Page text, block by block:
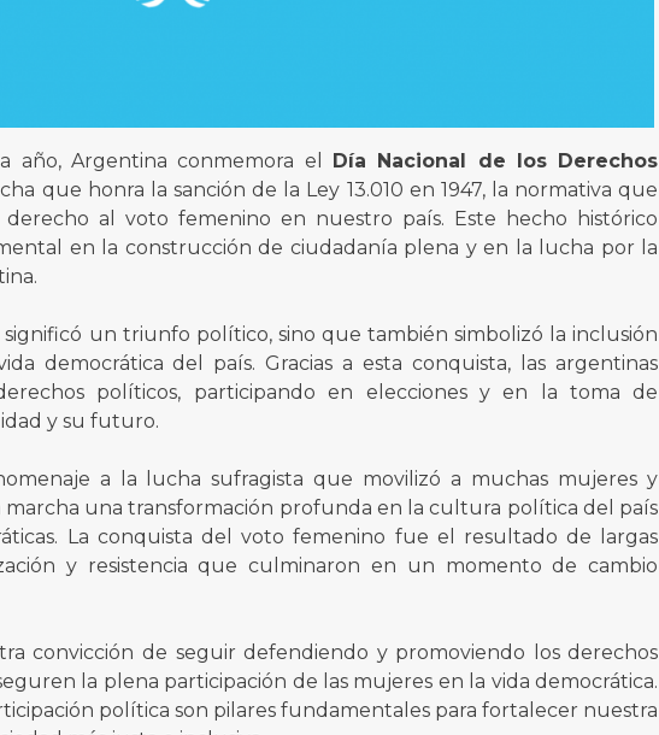
año, Argentina conmemora el
Día Nacional de los Derechos
que honra la sanción de la Ley 13.010 en 1947, la normativa que
al voto femenino en nuestro país. Este hecho histórico
en la construcción de ciudadanía plena y en la lucha por la
significó un triunfo político, sino que también simbolizó la inclusión
democrática del país. Gracias a esta conquista, las argentinas
políticos, participando en elecciones y en la toma de
y su futuro.
a la lucha sufragista que movilizó a muchas mujeres y
marcha una transformación profunda en la cultura política del país
La conquista del voto femenino fue el resultado de largas
y resistencia que culminaron en un momento de cambio
convicción de seguir defendiendo y promoviendo los derechos
la plena participación de las mujeres en la vida democrática.
política son pilares fundamentales para fortalecer nuestra